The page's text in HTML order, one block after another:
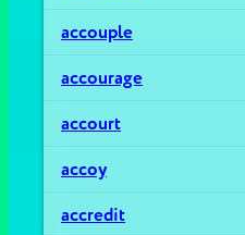
accouple
accourage
accourt
accoy
accredit